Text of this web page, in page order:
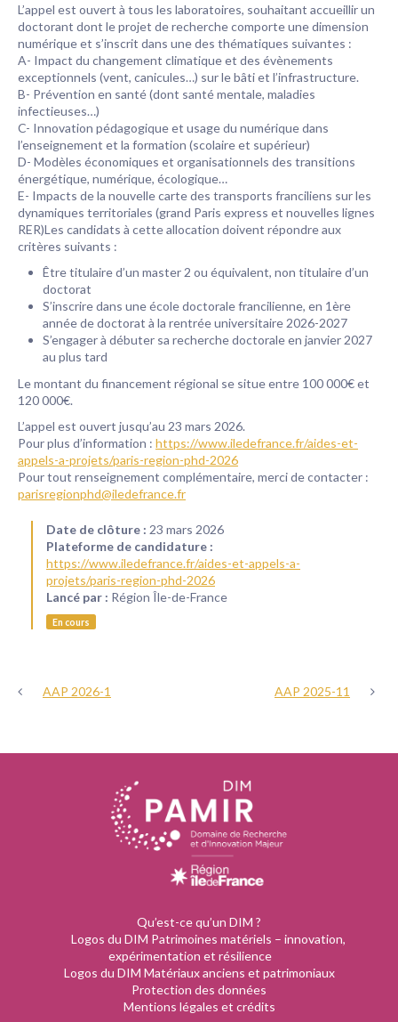
L’appel est ouvert à tous les laboratoires, souhaitant accueillir un
doctorant dont le projet de recherche comporte une dimension
numérique et s’inscrit dans une des thématiques suivantes :
A- Impact du changement climatique et des évènements
exceptionnels (vent, canicules…) sur le bâti et l’infrastructure.
B- Prévention en santé (dont santé mentale, maladies
infectieuses…)
C- Innovation pédagogique et usage du numérique dans
l’enseignement et la formation (scolaire et supérieur)
D- Modèles économiques et organisationnels des transitions
énergétique, numérique, écologique…
E- Impacts de la nouvelle carte des transports franciliens sur les
dynamiques territoriales (grand Paris express et nouvelles lignes
RER)Les candidats à cette allocation doivent répondre aux
critères suivants :
Être titulaire d’un master 2 ou équivalent, non titulaire d’un
doctorat
S’inscrire dans une école doctorale francilienne, en 1ère
année de doctorat à la rentrée universitaire 2026-2027
S’engager à débuter sa recherche doctorale en janvier 2027
au plus tard
Le montant du financement régional se situe entre 100 000€ et
120 000€.
L’appel est ouvert jusqu’au 23 mars 2026.
Pour plus d’information : https://www.iledefrance.fr/aides-et-
appels-a-projets/paris-region-phd-2026
Pour tout renseignement complémentaire, merci de contacter :
parisregionphd@iledefrance.fr
Date de clôture : 23 mars 2026
Plateforme de candidature :
https://www.iledefrance.fr/aides-et-appels-a-
projets/paris-region-phd-2026
Lancé par : Région Île-de-France
En cours
AAP 2026-1 AAP 2025-11
Qu’est-ce qu’un DIM ?
Logos du DIM Patrimoines matériels – innovation,
expérimentation et résilience
Logos du DIM Matériaux anciens et patrimoniaux
Protection des données
Mentions légales et crédits